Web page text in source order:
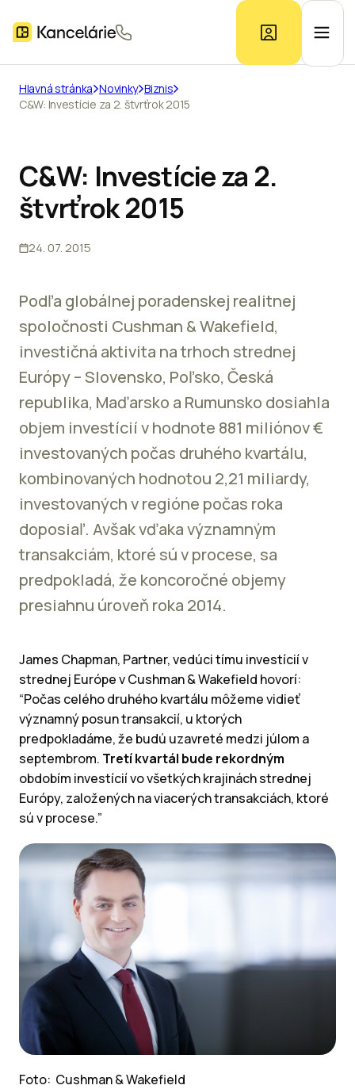
Prieskum trhu
Hlavná stránka Novinky Biznis
C&W: Investície za 2. štvrťrok 2015
C&W: Investície za 2.
štvrťrok 2015
24. 07. 2015
Podľa globálnej poradenskej realitnej
spoločnosti Cushman & Wakefield,
investičná aktivita na trhoch strednej
Európy – Slovensko, Poľsko, Česká
republika, Maďarsko a Rumunsko dosiahla
objem investícií v hodnote 881 miliónov €
investovaných počas druhého kvartálu,
kombinovaných hodnotou 2,21 miliardy,
investovaných v regióne počas roka
doposiaľ. Avšak vďaka významným
transakciám, ktoré sú v procese, sa
predpokladá, že koncoročné objemy
presiahnu úroveň roka 2014.
James Chapman, Partner, vedúci tímu investícií v
strednej Európe v Cushman & Wakefield hovorí:
“Počas celého druhého kvartálu môžeme vidieť
významný posun transakcií, u ktorých
predpokladáme, že budú uzavreté medzi júlom a
septembrom. Tretí kvartál bude rekordným
obdobím investícií vo všetkých krajinách strednej
Európy, založených na viacerých transakciách, ktoré
sú v procese.”
Foto: Cushman & Wakefield